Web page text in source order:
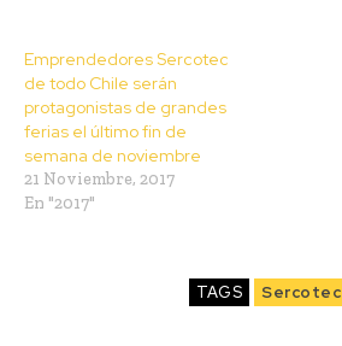
Emprendedores Sercotec
de todo Chile serán
protagonistas de grandes
ferias el último fin de
semana de noviembre
21 Noviembre, 2017
En "2017"
TAGS Sercotec